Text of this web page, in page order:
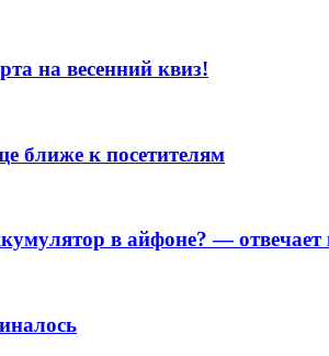
на весенний квиз!
ближе к посетителям
в айфоне? — отвечает